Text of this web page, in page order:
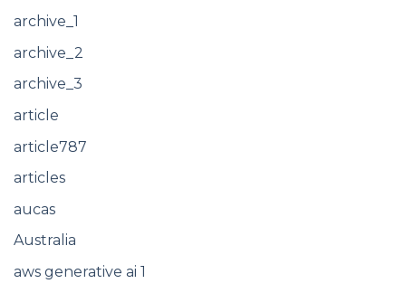
archive_1
archive_2
archive_3
article
article787
articles
aucas
Australia
aws generative ai 1